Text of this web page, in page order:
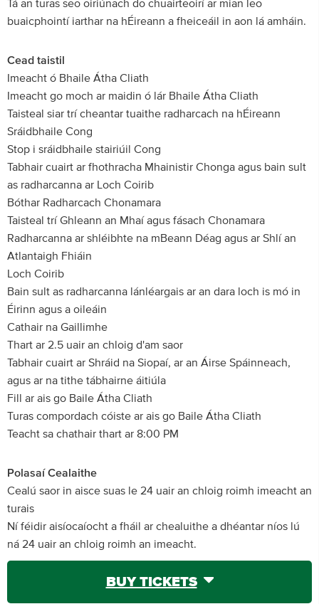
Tá an turas seo oiriúnach do chuairteoirí ar mian leo
buaicphointí iarthar na hÉireann a fheiceáil in aon lá amháin.
Cead taistil
Imeacht ó Bhaile Átha Cliath
Imeacht go moch ar maidin ó lár Bhaile Átha Cliath
Taisteal siar trí cheantar tuaithe radharcach na hÉireann
Sráidbhaile Cong
Stop i sráidbhaile stairiúil Cong
Tabhair cuairt ar fhothracha Mhainistir Chonga agus bain sult
as radharcanna ar Loch Coirib
Bóthar Radharcach Chonamara
Taisteal trí Ghleann an Mhaí agus fásach Chonamara
Radharcanna ar shléibhte na mBeann Déag agus ar Shlí an
Atlantaigh Fhiáin
Loch Coirib
Bain sult as radharcanna lánléargais ar an dara loch is mó in
Éirinn agus a oileáin
Cathair na Gaillimhe
Thart ar 2.5 uair an chloig d'am saor
Tabhair cuairt ar Shráid na Siopaí, ar an Áirse Spáinneach,
agus ar na tithe tábhairne áitiúla
Fill ar ais go Baile Átha Cliath
Turas compordach cóiste ar ais go Baile Átha Cliath
Teacht sa chathair thart ar 8:00 PM
Polasaí Cealaithe
Cealú saor in aisce suas le 24 uair an chloig roimh imeacht an
turais
Ní féidir aisíocaíocht a fháil ar chealuithe a dhéantar níos lú
ná 24 uair an chloig roimh an imeacht.
BUY TICKETS